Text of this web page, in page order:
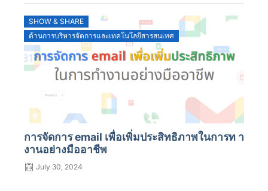
SHOW & SHARE
ด้านการบริหารจัดการและเทคโนโลยีสารสนเทศ
การจัดการ email เพื่อเพิ่มประสิทธิภาพในการท า
งานอย่างมืออาชีพ
July 30, 2024